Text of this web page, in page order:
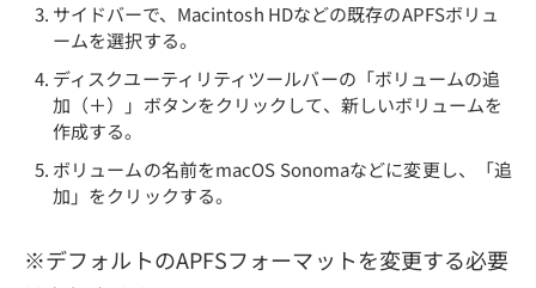
サイドバーで、Macintosh HDなどの既存のAPFSボリュ
ームを選択する。
ディスクユーティリティツールバーの「ボリュームの追
加（＋）」ボタンをクリックして、新しいボリュームを
作成する。
ボリュームの名前をmacOS Sonomaなどに変更し、「追
加」をクリックする。
※デフォルトのAPFSフォーマットを変更する必要